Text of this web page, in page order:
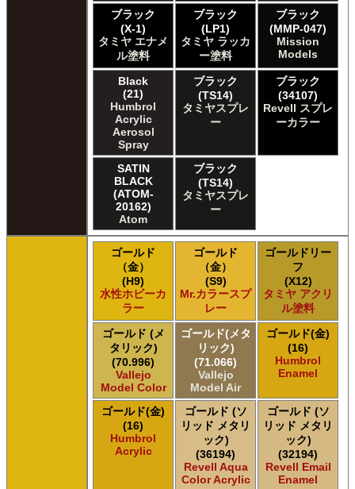
The Army Painter Army Painter
The Army Painter Speedpaint
The Army Painter Warpaints Air
The Army Painter Warpaints Fanatic
The Scale Modellers Supply Master Series Paints Bones
The Scale Modellers Supply SMS
Xtracolor Xtracolor
ガイアノーツ ガイア エナメル カラー
ガイアノーツ ガイアカラー
タミヤ タミヤ アクリル塗料
タミヤ タミヤ アクリル塗料 (フラット)
タミヤ タミヤ エアーモデルスプレー
タミヤ タミヤ エナメル塗料
タミヤ タミヤ トップコート/サーフェイサー/プライマー
タミヤ タミヤ ラッカー塗料
タミヤ タミヤスプレー
タミヤ タミヤスプレー
タミヤ タミヤスプレーAS
ＧＳＩクレオス Master Series Paints Pathfinder
ＧＳＩクレオス Mr.カラー
ＧＳＩクレオス Mr.カラー GX
ＧＳＩクレオス Mr.カラー 色ノ源
ＧＳＩクレオス Mr.カラー スーパーメタリック
ＧＳＩクレオス Mr.カラー スーパーメタリック 2
ＧＳＩクレオス Mr.カラースプレー
ＧＳＩクレオス Mr.クリアカラーGX
ＧＳＩクレオス Mr.クリスタルカラー
ＧＳＩクレオス Mr.サーフェイサー/プライマー
ＧＳＩクレオス Mr.トップコート
ＧＳＩクレオス Mr.メタリックカラーGX
ブラック
(X-1)
タミヤ エナメ
ル塗料
ブラック
(LP1)
タミヤ ラッカ
ー塗料
ブラック
(MMP-047)
Mission
Models
Black
(21)
Humbrol
Acrylic
Aerosol
Spray
ブラック
(TS14)
タミヤスプレ
ー
ブラック
(34107)
Revell スプレ
ーカラー
SATIN
BLACK
(ATOM-
20162)
Atom
ブラック
(TS14)
タミヤスプレ
ー
ゴールド
（金）
(H9)
水性ホビーカ
ラー
ゴールド
（金）
(S9)
Mr.カラースプ
レー
ゴールドリー
フ
(X12)
タミヤ アクリ
ル塗料
ゴールド (メ
タリック)
(70.996)
Vallejo
Model Color
ゴールド(メタ
リック)
(71.066)
Vallejo
Model Air
ゴールド(金)
(16)
Humbrol
Enamel
ゴールド(金)
(16)
Humbrol
Acrylic
ゴールド (ソ
リッド メタリ
ック)
(36194)
Revell Aqua
Color Acrylic
ゴールド (ソ
リッド メタリ
ック)
(32194)
Revell Email
Enamel